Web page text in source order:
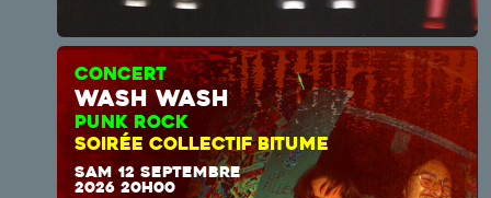
CONCERT
wash wash
PUNK ROCK
SOIRÉE COLLECTIF BITUME
SAM 12 SEPTEMBRE
2026 20H00